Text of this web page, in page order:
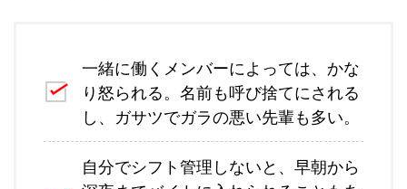
一緒に働くメンバーによっては、かな
り怒られる。名前も呼び捨てにされる
し、ガサツでガラの悪い先輩も多い。
自分でシフト管理しないと、早朝から